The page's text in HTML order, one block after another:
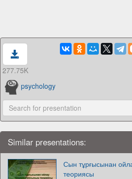
277.75K
psychology
Similar presentations:
Сын тұрғысынан
теориясы